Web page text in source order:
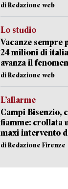
di Redazione web
Lo studio
Vacanze sempre
24 milioni di
avanza il
di Redazione web
L’allarme
Campi Bisenzio,
fiamme: crollata
maxi intervento
di Redazione Firenze